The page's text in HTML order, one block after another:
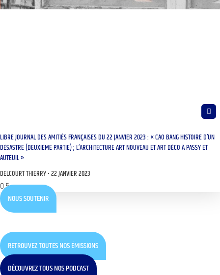
LIBRE JOURNAL DES AMITIÉS FRANÇAISES DU 22 JANVIER 2023 : « CAO BANG HISTOIRE D’UN
DÉSASTRE (DEUXIÈME PARTIE) ; L’ARCHITECTURE ART NOUVEAU ET ART DÉCO À PASSY ET
AUTEUIL »
DELCOURT THIERRY 22 JANVIER 2023
NOUS SOUTENIR
RETROUVEZ TOUTES NOS ÉMISSIONS
DÉCOUVREZ TOUS NOS PODCAST